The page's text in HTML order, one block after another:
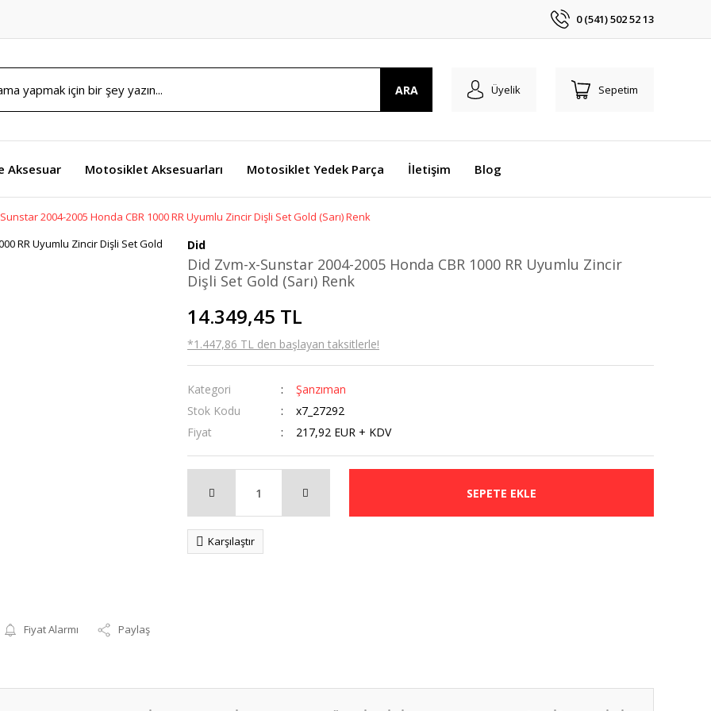
0 (541) 502 52 13
ARA Üyelik Sepetim
Aksesuar Motosiklet Aksesuarları Motosiklet Yedek Parça İletişim Blog
2004-2005 Honda CBR 1000 RR Uyumlu Zincir Dişli Set Gold (Sarı) Renk
Fiyat Alarmı Paylaş
Did
Did Zvm-x-Sunstar 2004-2005 Honda CBR 1000 RR Uyumlu Zincir
Dişli Set Gold (Sarı) Renk
14.349,45 TL
*1.447,86 TL den başlayan taksitlerle!
Kategori
Şanzıman
Stok Kodu
x7_27292
Fiyat
217,92 EUR + KDV
SEPETE EKLE
Karşılaştır